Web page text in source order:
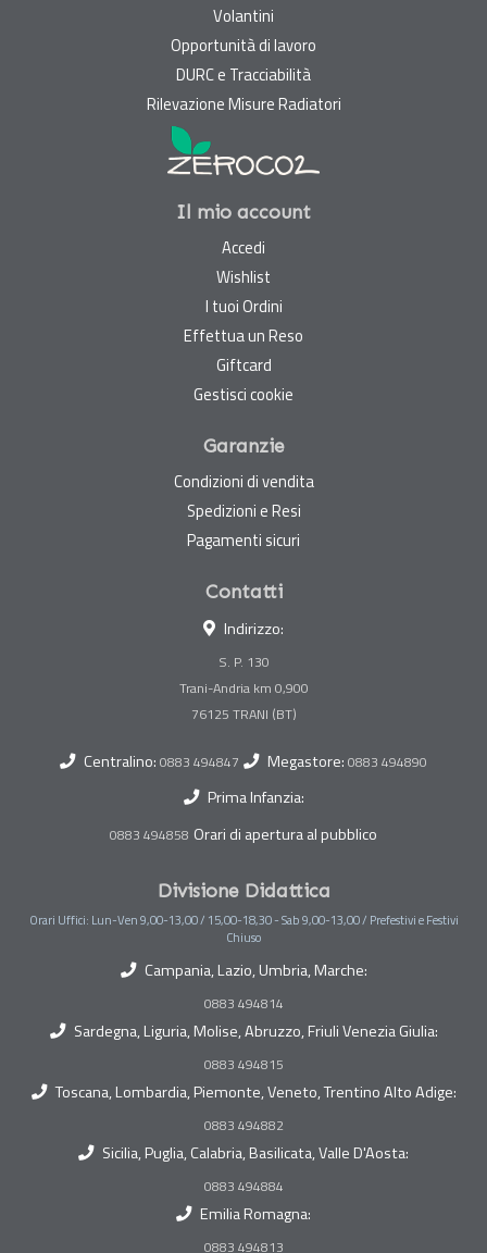
Volantini
Opportunità di lavoro
DURC e Tracciabilità
Rilevazione Misure Radiatori
Il mio account
Accedi
Wishlist
I tuoi Ordini
Effettua un Reso
Giftcard
Gestisci cookie
Garanzie
Condizioni di vendita
Spedizioni e Resi
Pagamenti sicuri
Contatti
Indirizzo:
S. P. 130
Trani-Andria km 0,900
Centralino: 0883 494847 Megastore: 0883 494890
Prima Infanzia:
0883 494858 Orari di apertura al pubblico
Divisione Didattica
Orari Uffici: Lun-Ven 9,00-13,00 / 15,00-18,30 - Sab 9,00-13,00 / Prefestivi e Festivi
Chiuso
Campania, Lazio, Umbria, Marche:
0883 494814
Sardegna, Liguria, Molise, Abruzzo, Friuli Venezia Giulia:
0883 494815
Toscana, Lombardia, Piemonte, Veneto, Trentino Alto Adige:
0883 494882
Sicilia, Puglia, Calabria, Basilicata, Valle D'Aosta:
0883 494884
Emilia Romagna:
0883 494813